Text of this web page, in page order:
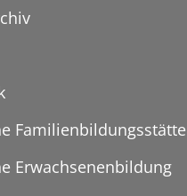
Erwachsenenbildung